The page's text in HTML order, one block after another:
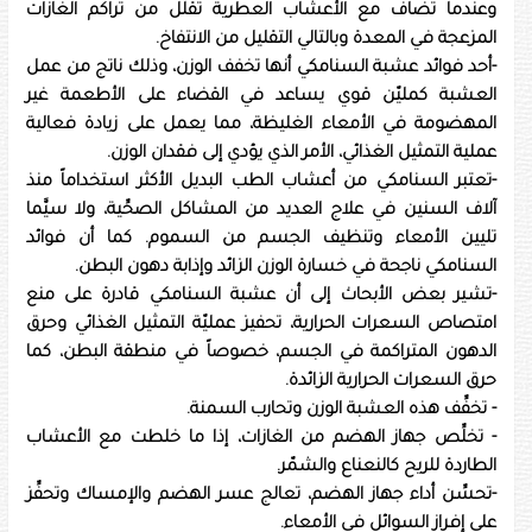
وعندما تضاف مع الأعشاب العطرية تقلّل من تراكم الغازات
المزعجة في المعدة وبالتالي التقليل من الانتفاخ.
-أحد فوائد عشبة السنامكي أنها تخفف الوزن، وذلك ناتج من عمل
العشبة كمليّن قوي يساعد في القضاء على الأطعمة غير
المهضومة في الأمعاء الغليظة، مما يعمل على زيادة فعالية
عملية التمثيل الغذائي، الأمر الذي يؤدي إلى فقدان الوزن.
-تعتبر السنامكي من أعشاب الطب البديل الأكثر استخداماً منذ
آلاف السنين في علاج العديد من المشاكل الصحِّية، ولا سيَّما
تليين الأمعاء وتنظيف الجسم من السموم. كما أن فوائد
السنامكي ناجحة في خسارة الوزن الزائد وإذابة دهون البطن.
-تشير بعض الأبحاث إلى أن عشبة السنامكي قادرة على منع
امتصاص السعرات الحرارية، تحفيز عمليّة التمثيل الغذائي وحرق
الدهون المتراكمة في الجسم، خصوصاً في منطقة البطن، كما
حرق السعرات الحرارية الزائدة.
- تخفِّف هذه العشبة الوزن وتحارب السمنة.
- تخلِّص جهاز الهضم من الغازات، إذا ما خلطت مع الأعشاب
الطاردة للريح كالنعناع والشمّر.
-تحسِّن أداء جهاز الهضم، تعالج عسر الهضم والإمساك وتحفِّز
على إفراز السوائل في الأمعاء.